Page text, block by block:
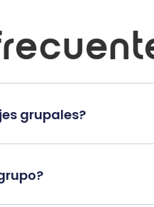
grupales?